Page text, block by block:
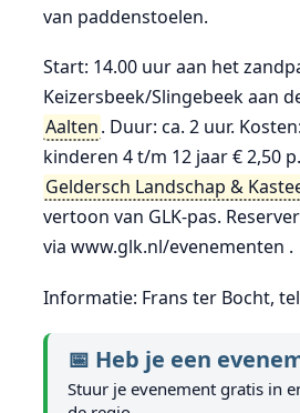
van paddenstoelen.
Start: 14.00 uur aan het
Keizersbeek/Slingebeek aan
Aalten. Duur: ca. 2 uur.
kinderen 4 t/m 12 jaar € 2,50
Geldersch Landschap &
vertoon van GLK-pas.
via www.glk.nl/evenementen .
Informatie: Frans ter Bocht, tel
📅 Heb je een
Stuur je evenement gratis in